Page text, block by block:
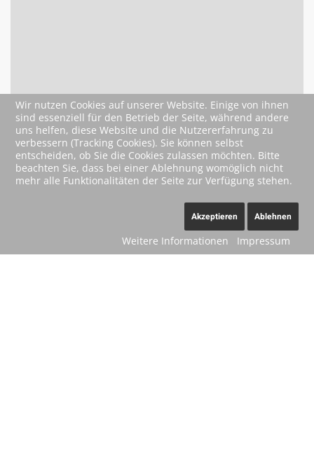
Wir nutzen Cookies auf unserer Website. Einige von ihnen
sind essenziell für den Betrieb der Seite, während andere
uns helfen, diese Website und die Nutzererfahrung zu
verbessern (Tracking Cookies). Sie können selbst
entscheiden, ob Sie die Cookies zulassen möchten. Bitte
beachten Sie, dass bei einer Ablehnung womöglich nicht
mehr alle Funktionalitäten der Seite zur Verfügung stehen.
Akzeptieren Ablehnen
Weitere Informationen Impressum